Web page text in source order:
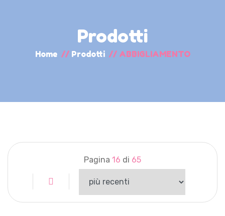
Prodotti
Home // Prodotti // ABBIGLIAMENTO
Pagina 16 di 65